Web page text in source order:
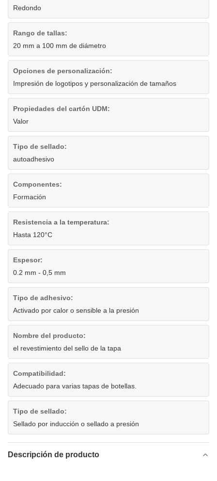
Redondo
Rango de tallas:
20 mm a 100 mm de diámetro
Opciones de personalización:
Impresión de logotipos y personalización de tamaños
Propiedades del cartón UDM:
Valor
Tipo de sellado:
autoadhesivo
Componentes:
Formación
Resistencia a la temperatura:
Hasta 120°C
Espesor:
0.2 mm - 0,5 mm
Tipo de adhesivo:
Activado por calor o sensible a la presión
Nombre del producto:
el revestimiento del sello de la tapa
Compatibilidad:
Adecuado para varias tapas de botellas.
Tipo de sellado:
Sellado por inducción o sellado a presión
Descripción de producto